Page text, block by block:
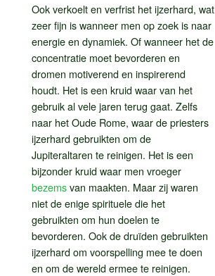
Ook verkoelt en verfrist het ijzerhard, wat
zeer fijn is wanneer men op zoek is naar
energie en dynamiek. Of wanneer het de
concentratie moet bevorderen en
dromen motiverend en inspirerend
houdt. Het is een kruid waar van het
gebruik al vele jaren terug gaat. Zelfs
naar het Oude Rome, waar de priesters
ijzerhard gebruikten om de
Jupiteraltaren te reinigen. Het is een
bijzonder kruid waar men vroeger
bezemsvan maakten. Maar zij waren
niet de enige spirituele die het
gebruikten om hun doelen te
bevorderen. Ook de druïden gebruikten
ijzerhard om voorspelling mee te doen
en om de wereld ermee te reinigen.